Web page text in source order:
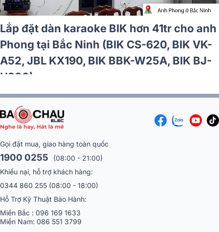
Lắp đặt dàn karaoke BIK hơn 41tr cho anh
Phong tại Bắc Ninh (BIK CS-620, BIK VK-
A52, JBL KX190, BIK BBK-W25A, BIK BJ-
U200)
Gọi đặt mua, giao hàng toàn quốc
1900 0255
(08:00 - 21:00)
Khiếu nại, hỗ trợ khách hàng:
0344 860 255 (08:00 - 18:00)
Hỗ Trợ Kỹ Thuật Bảo Hành:
Miền Bắc : 096 169 1633
Miền Nam: 086 551 3799